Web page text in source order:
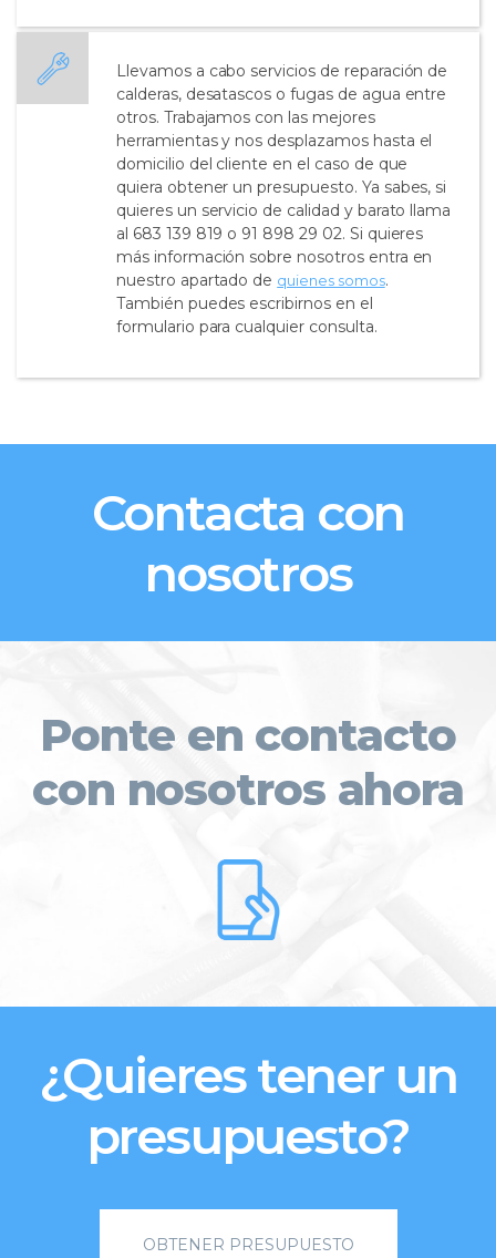
Llevamos a cabo servicios de reparación de
calderas, desatascos o fugas de agua entre
otros. Trabajamos con las mejores
herramientas y nos desplazamos hasta el
domicilio del cliente en el caso de que
quiera obtener un presupuesto. Ya sabes, si
quieres un servicio de calidad y barato llama
al 683 139 819 o 91 898 29 02. Si quieres
más información sobre nosotros entra en
nuestro apartado de quienes somos.
También puedes escribirnos en el
formulario para cualquier consulta.
Contacta con
nosotros
Ponte en contacto
con nosotros ahora
¿Quieres tener un
presupuesto?
OBTENER PRESUPUESTO